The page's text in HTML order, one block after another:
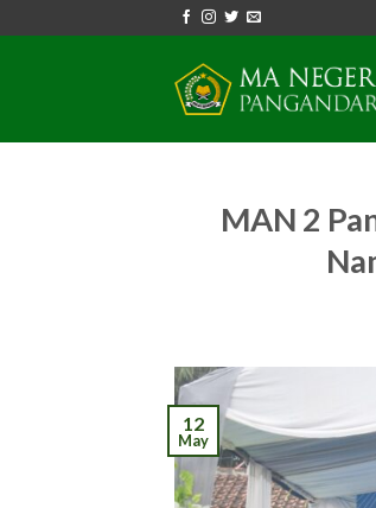
to
MAN 2
12
May